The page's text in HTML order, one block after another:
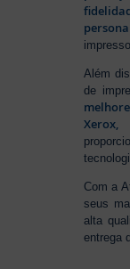
Além
de
Com a
seus
alta
entrega